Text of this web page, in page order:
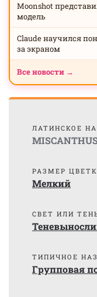
Moonshot
модель
Claude научился
за экраном
Все новости →
ЛАТИНСКОЕ
РАЗМЕР
Мелкий
СВЕТ ИЛИ
ТИПИЧНОЕ
Групповая